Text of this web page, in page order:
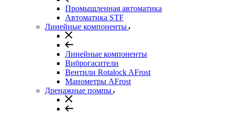
Промышленная автоматика
Автоматика STF
Линейные компоненты
Линейные компоненты
Виброгасители
Вентили Rotalock AFrost
Манометры AFrost
Дренажные помпы